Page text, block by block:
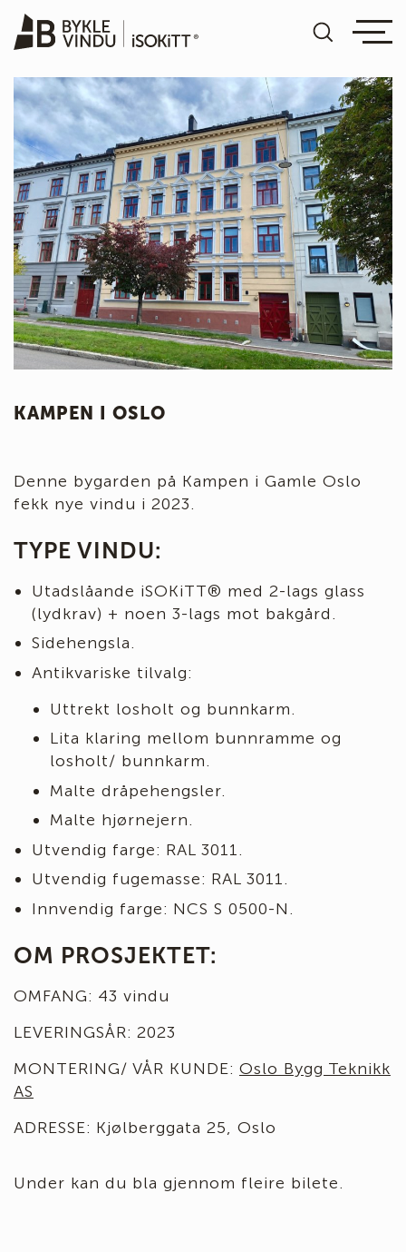
KAMPEN I OSLO
Denne bygarden på Kampen i Gamle Oslo
fekk nye vindu i 2023.
TYPE VINDU:
Utadslåande iSOKiTT® med 2-lags glass
(lydkrav) + noen 3-lags mot bakgård.
Sidehengsla.
Antikvariske tilvalg:
Uttrekt losholt og bunnkarm.
Lita klaring mellom bunnramme og
losholt/ bunnkarm.
Malte dråpehengsler.
Malte hjørnejern.
Utvendig farge: RAL 3011.
Utvendig fugemasse: RAL 3011.
Innvendig farge: NCS S 0500-N.
OM PROSJEKTET:
OMFANG: 43 vindu
LEVERINGSÅR: 2023
MONTERING/ VÅR KUNDE: Oslo Bygg Teknikk
AS
ADRESSE: Kjølberggata 25, Oslo
Under kan du bla gjennom fleire bilete.